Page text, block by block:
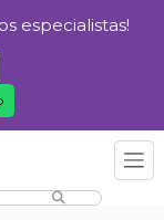
especialistas!